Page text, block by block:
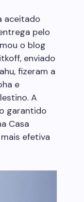
aceitado
pelo
o blog
enviado
fizeram a
e
A
garantido
Casa
efetiva